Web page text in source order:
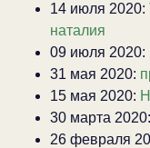
14 июля 2020:
наталия
09 июля 2020:
31 мая 2020:
15 мая 2020:
30 марта 2020:
26 февраля